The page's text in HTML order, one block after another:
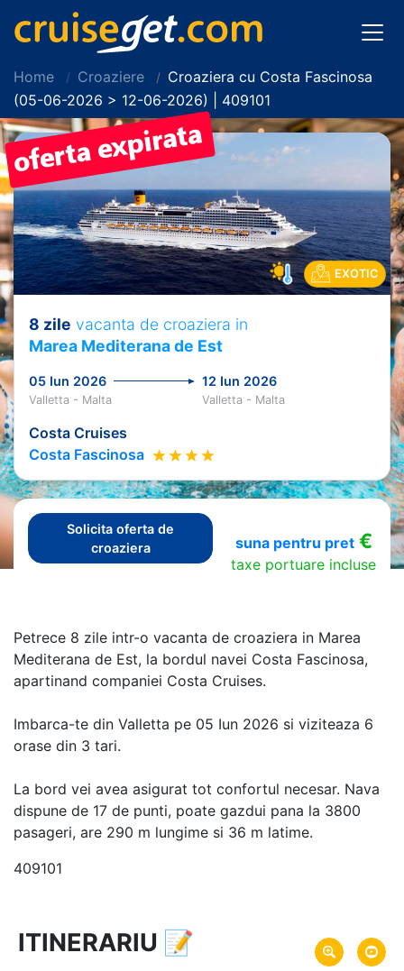
Home Croaziere
Croaziera cu Costa Fascinosa
(05-06-2026 > 12-06-2026) | 409101
EXOTIC
8 zile vacanta de croaziera in
Marea Mediterana de Est
05 Iun 2026 12 Iun 2026
Valletta - Malta Valletta - Malta
Costa Cruises
Costa Fascinosa
Solicita oferta de
croaziera
suna pentru pret€
taxe portuare incluse
Petrece 8 zile intr-o vacanta de croaziera in Marea
Mediterana de Est, la bordul navei Costa Fascinosa,
apartinand companiei Costa Cruises.
Imbarca-te din Valletta pe 05 Iun 2026 si viziteaza 6
orase din 3 tari.
La bord vei avea asigurat tot confortul necesar. Nava
dispune de 17 de punti, poate gazdui pana la 3800
pasageri, are 290 m lungime si 36 m latime.
409101
8 zile vacanta de croaziera in
Marea Mediterana de Est -
ITINERARIU 📝